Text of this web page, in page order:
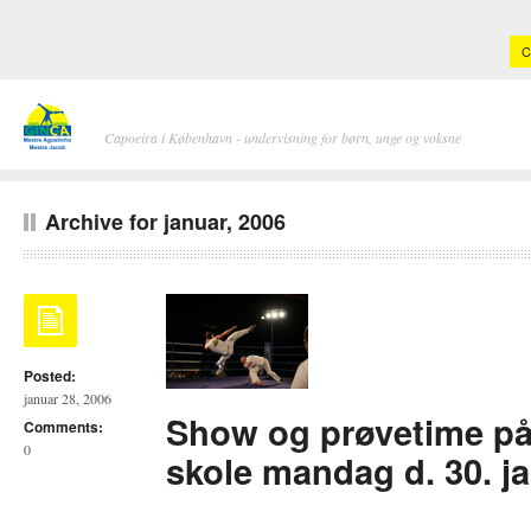
Capoeira i København - undervisning for børn, unge og voksne
Archive for januar, 2006
Posted:
januar 28, 2006
Comments:
0 Show og prøvetime
skole mandag d. 30.